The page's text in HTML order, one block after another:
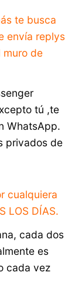
te busca
envía replys
muro de
tú ,te
WhatsApp.
privados de
cualquiera
LOS DÍAS.
cada dos
es
cada vez